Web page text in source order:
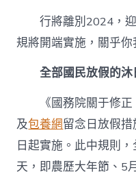
行將離別2024，
規將開端實施，關乎
全部國民放假的
《國務院關于修
及包養網留念日放假
日起實施。此中規則
天，即農歷大年節、5